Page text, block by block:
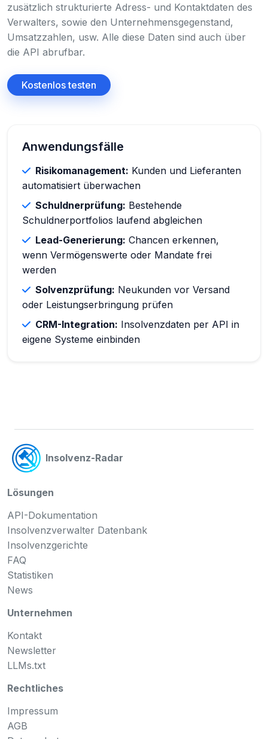
zusätzlich strukturierte Adress- und Kontaktdaten des
Verwalters, sowie den Unternehmensgegenstand,
Umsatzzahlen, usw. Alle diese Daten sind auch über
die API abrufbar.
Kostenlos testen
Anwendungsfälle
Risikomanagement: Kunden und Lieferanten
automatisiert überwachen
Schuldnerprüfung: Bestehende
Schuldnerportfolios laufend abgleichen
Lead-Generierung: Chancen erkennen,
wenn Vermögenswerte oder Mandate frei
werden
Solvenzprüfung: Neukunden vor Versand
oder Leistungserbringung prüfen
CRM-Integration: Insolvenzdaten per API in
eigene Systeme einbinden
Insolvenz-Radar
Lösungen
API-Dokumentation
Insolvenzverwalter Datenbank
Insolvenzgerichte
FAQ
Statistiken
News
Unternehmen
Kontakt
Newsletter
LLMs.txt
Rechtliches
Impressum
AGB